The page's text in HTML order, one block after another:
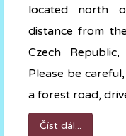
located north
distance from
Czech
Please be
a forest road,
Číst dál...